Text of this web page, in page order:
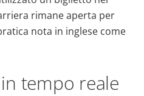
rimane aperta per
nota in inglese come
tempo reale